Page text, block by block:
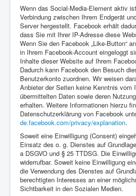
Wenn das Social-Media-Element aktiv
Verbindung zwischen Ihrem Endgerät
Server hergestellt. Facebook erhält
dass Sie mit Ihrer IP-Adresse diese
Wenn Sie den Facebook „Like-Button“
in Ihrem Facebook-Account eingeloggt
Inhalte dieser Website auf Ihrem
Dadurch kann Facebook den Besuch
Benutzerkonto zuordnen. Wir weisen
Anbieter der Seiten keine Kenntnis vom
übermittelten Daten sowie deren
erhalten. Weitere Informationen hierzu
Datenschutzerklärung von Facebook
de.facebook.com/privacy/explanation.
Soweit eine Einwilligung (Consent)
Einsatz des o. g. Dienstes auf
a DSGVO und § 25 TTDSG. Die
widerrufbar. Soweit keine Einwilligung
die Verwendung des Dienstes auf
berechtigten Interesses an einer
Sichtbarkeit in den Sozialen Medien.